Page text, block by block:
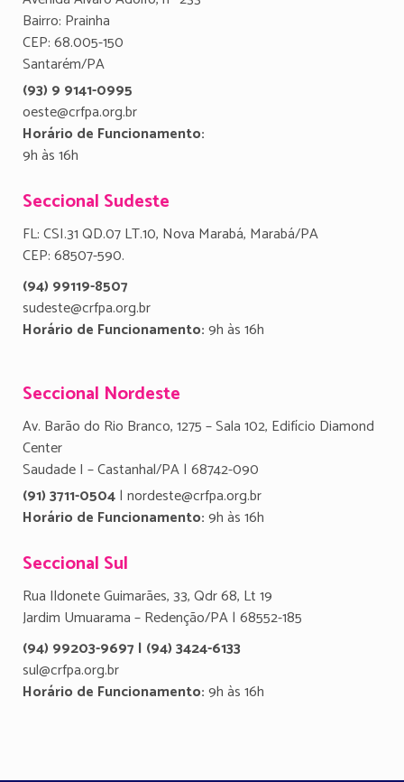
Bairro: Prainha
CEP: 68.005-150
Santarém/PA
(93) 9 9141-0995
oeste@crfpa.org.br
Horário de Funcionamento:
9h às 16h
Seccional Sudeste
FL: CSI.31 QD.07 LT.10, Nova Marabá, Marabá/PA
CEP: 68507-590.
(94) 99119-8507
sudeste@crfpa.org.br
Horário de Funcionamento:9h às 16h
Seccional Nordeste
Av. Barão do Rio Branco, 1275 – Sala 102, Edifício Diamond
Center
Saudade I – Castanhal/PA | 68742-090
(91) 3711-0504| nordeste@crfpa.org.br
Horário de Funcionamento:9h às 16h
Seccional Sul
Rua Ildonete Guimarães, 33, Qdr 68, Lt 19
Jardim Umuarama – Redenção/PA | 68552-185
(94) 99203-9697 | (94) 3424-6133
sul@crfpa.org.br
Horário de Funcionamento:9h às 16h